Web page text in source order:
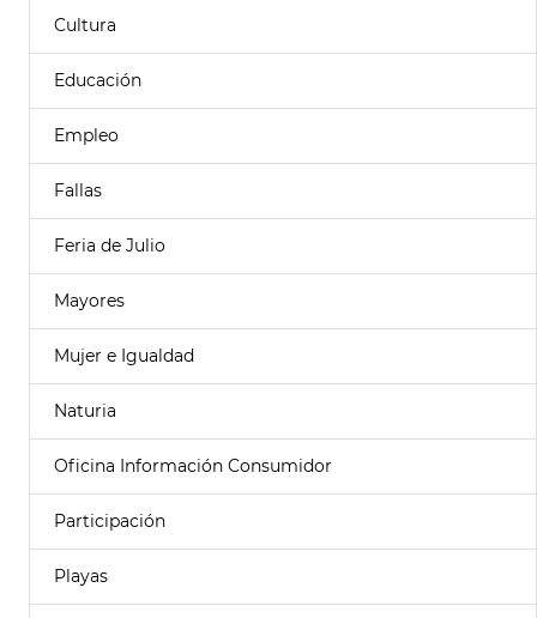
Cultura
Educación
Empleo
Fallas
Feria de Julio
Mayores
Mujer e Igualdad
Naturia
Oficina Información Consumidor
Participación
Playas